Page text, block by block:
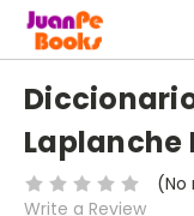
Laplanche
(No
Write a Review